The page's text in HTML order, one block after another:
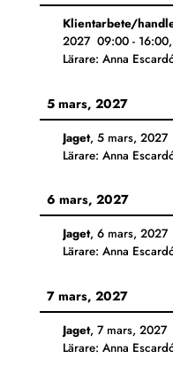
Klientarbete/
2027 09:00- 16:00,
Lärare: Anna
5 mars, 2027
Jaget, 5 mars, 2027
Lärare: Anna
6 mars, 2027
Jaget, 6 mars, 2027
Lärare: Anna
7 mars, 2027
Jaget, 7 mars, 2027
Lärare: Anna